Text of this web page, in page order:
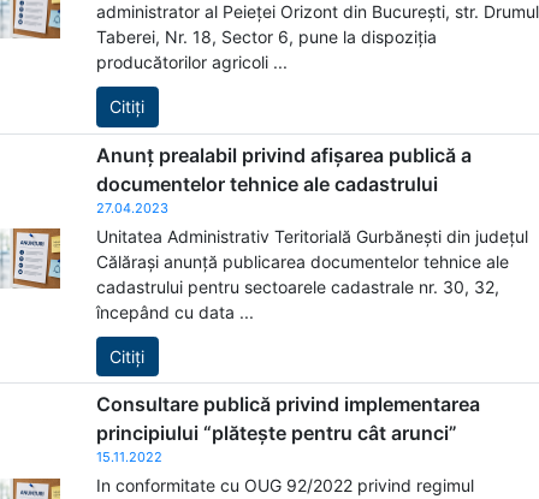
administrator al Peieței Orizont din București, str. Drumul
Taberei, Nr. 18, Sector 6, pune la dispoziția
producătorilor agricoli ...
Citiți
Anunț prealabil privind afișarea publică a
documentelor tehnice ale cadastrului
27.04.2023
Unitatea Administrativ Teritorială Gurbănești din județul
Călărași anunță publicarea documentelor tehnice ale
cadastrului pentru sectoarele cadastrale nr. 30, 32,
începând cu data ...
Citiți
Consultare publică privind implementarea
principiului “plătește pentru cât arunci”
15.11.2022
In conformitate cu OUG 92/2022 privind regimul